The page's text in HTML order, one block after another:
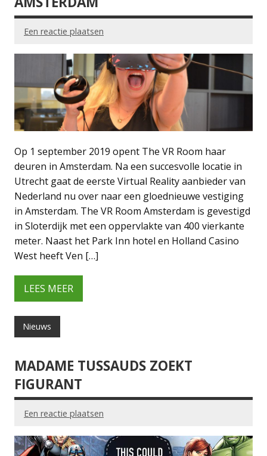
Een reactie plaatsen
Op 1 september 2019 opent The VR Room haar
deuren in Amsterdam. Na een succesvolle locatie in
Utrecht gaat de eerste Virtual Reality aanbieder van
Nederland nu over naar een gloednieuwe vestiging
in Amsterdam. The VR Room Amsterdam is gevestigd
in Sloterdijk met een oppervlakte van 400 vierkante
meter. Naast het Park Inn hotel en Holland Casino
West heeft Ven […]
LEES MEER
Nieuws
MADAME TUSSAUDS ZOEKT
FIGURANT
Een reactie plaatsen